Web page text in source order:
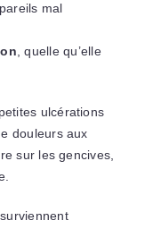
mal
, quelle qu’elle
ulcérations
douleurs aux
sur les gencives,